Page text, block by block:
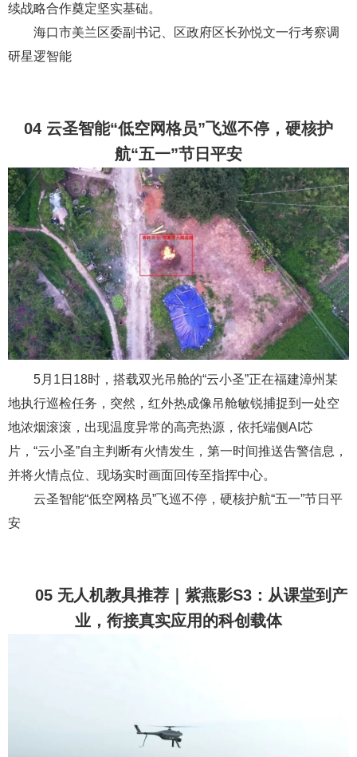
续战略合作奠定坚实基础。
海口市美兰区委副书记、区政府区长孙悦文一行考察调
研星逻智能
04 云圣智能“低空网格员”飞巡不停，硬核护
航“五一”节日平安
5月1日18时，搭载双光吊舱的“云小圣”正在福建漳州某
地执行巡检任务，突然，红外热成像吊舱敏锐捕捉到一处空
地浓烟滚滚，出现温度异常的高亮热源，依托端侧AI芯
片，“云小圣”自主判断有火情发生，第一时间推送告警信息，
并将火情点位、现场实时画面回传至指挥中心。
云圣智能“低空网格员”飞巡不停，硬核护航“五一”节日平
安
05 无人机教具推荐｜紫燕影S3：从课堂到产
业，衔接真实应用的科创载体